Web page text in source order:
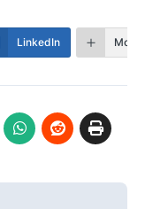
LinkedIn More